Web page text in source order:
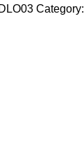
DLO03 Category: